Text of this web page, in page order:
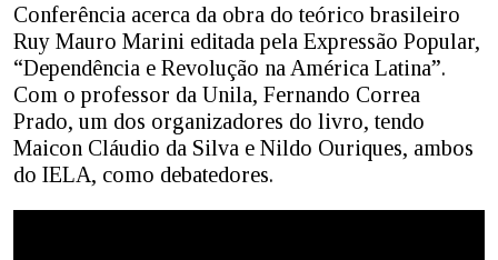
Conferência acerca da obra do teórico brasileiro
Ruy Mauro Marini editada pela Expressão Popular,
“Dependência e Revolução na América Latina”.
Com o professor da Unila, Fernando Correa
Prado, um dos organizadores do livro, tendo
Maicon Cláudio da Silva e Nildo Ouriques, ambos
do IELA, como debatedores.